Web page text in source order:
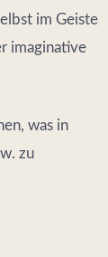
im Geiste
imaginative
was in
zu